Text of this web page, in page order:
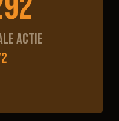
actie